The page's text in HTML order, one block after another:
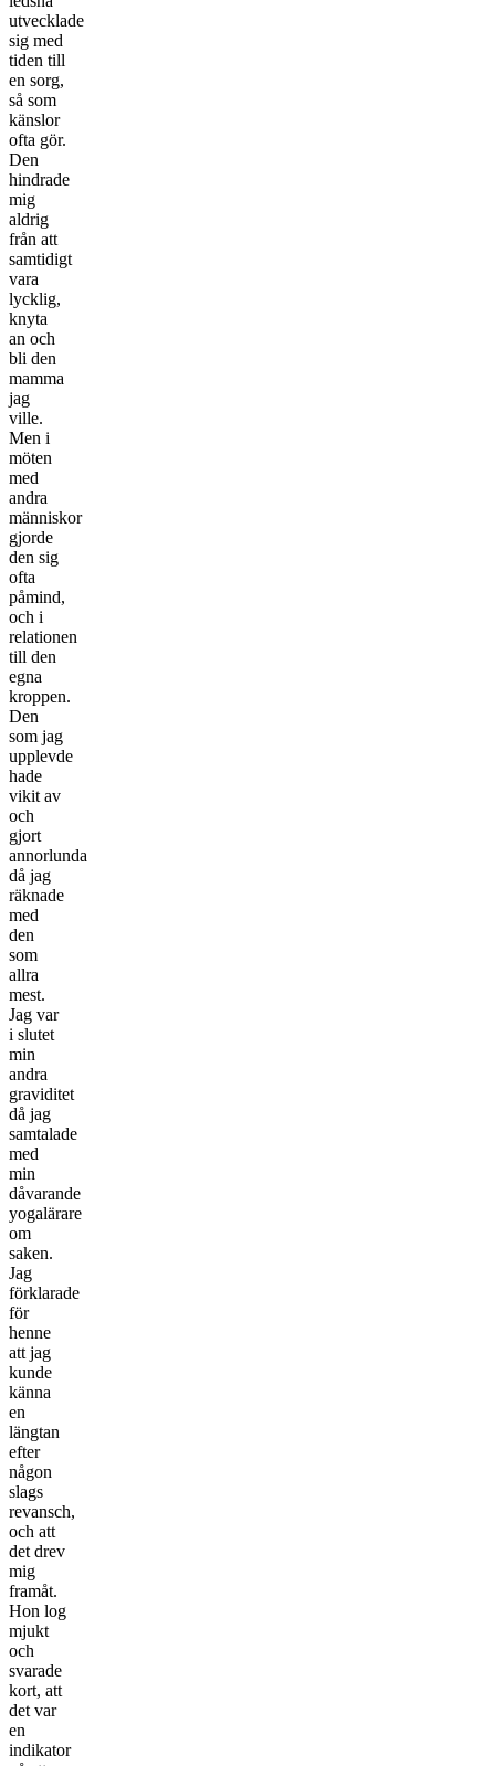
utvecklade
sig med
tiden till
en sorg,
så som
känslor
ofta gör.
Den
hindrade
mig
aldrig
från att
samtidigt
vara
lycklig,
knyta
an och
bli den
mamma
jag
ville.
Men i
möten
med
andra
människor
gjorde
den sig
ofta
påmind,
och i
relationen
till den
egna
kroppen.
Den
som jag
upplevde
hade
vikit av
och
gjort
annorlunda
då jag
räknade
med
den
som
allra
mest.
Jag var
i slutet
min
andra
graviditet
då jag
samtalade
med
min
dåvarande
yogalärare
om
saken.
Jag
förklarade
för
henne
att jag
kunde
känna
en
längtan
efter
någon
slags
revansch,
och att
det drev
mig
framåt.
Hon log
mjukt
och
svarade
kort, att
det var
en
indikator